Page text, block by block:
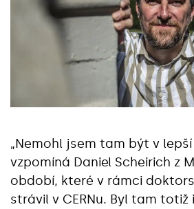
„Nemohl jsem tam být v lepší
vzpomíná Daniel Scheirich z
období, které v rámci
strávil v CERNu. Byl tam totiž